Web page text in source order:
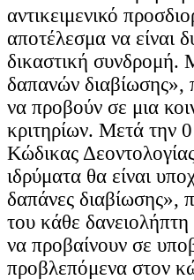
αντικειμενικό
αποτέλεσμα να είναι
δικαστική συνδρομή.
δαπανών διαβίωσης»,
να προβούν σε μια
κριτηρίων. Μετά την
Κώδικας
ιδρύματα θα είναι
δαπάνες διαβίωσης»,
του κάθε
να προβαίνουν σε
προβλεπόμενα στον